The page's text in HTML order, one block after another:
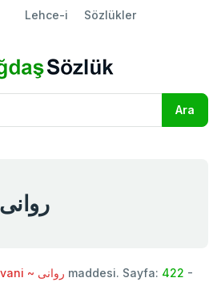
Lehce-i Sözlükler
Revani ~ روانی
Revani ~ روانی maddesi. Sayfa: 422 -